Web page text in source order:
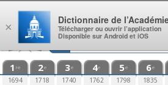
Aller au contenu
1 re
1694
2e
1718
3e
1740
4e
1762
5e
1798
6e
1835
×
Dictionnaire de
Télécharger ou ouvrir l’application
Disponible sur Android et iOS